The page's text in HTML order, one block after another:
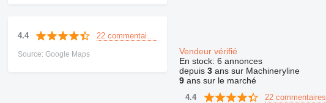
4.4
Source: Google Maps
Vendeur vérifié
En stock: 6 annonces
depuis 3ans sur Machineryline
9ans sur le marché
4.4 22 commentaires